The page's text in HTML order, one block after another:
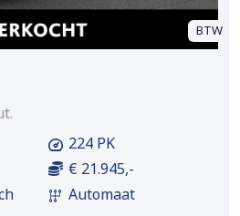
BTW
224 PK
€ 21.945,-
Automaat